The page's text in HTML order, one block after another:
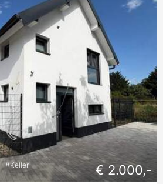
#Keller
€ 2.000,-